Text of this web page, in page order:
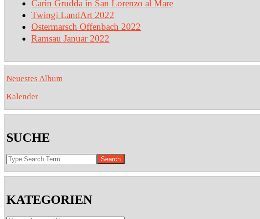
Carin Grudda in San Lorenzo al Mare
Twingi LandArt 2022
Ostermarsch Offenbach 2022
Ramsau Januar 2022
Neuestes Album
Kalender
SUCHE
Search
KATEGORIEN